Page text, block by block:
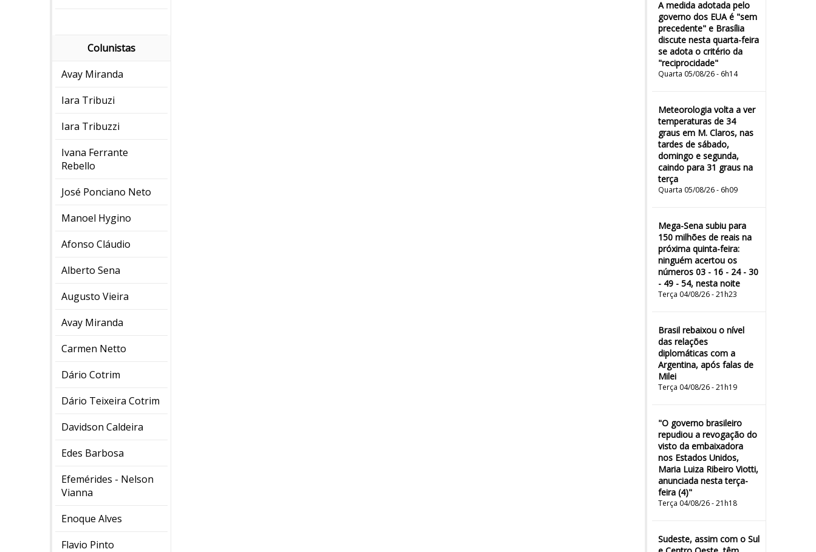
Colunistas
Avay Miranda
Iara Tribuzi
Iara Tribuzzi
Ivana Ferrante
Rebello
José Ponciano Neto
Manoel Hygino
Afonso Cláudio
Alberto Sena
Augusto Vieira
Avay Miranda
Carmen Netto
Dário Cotrim
Dário Teixeira Cotrim
Davidson Caldeira
Edes Barbosa
Efemérides - Nelson
Vianna
Enoque Alves
Flavio Pinto
A medida adotada pelo
governo dos EUA é "sem
precedente" e Brasília
discute nesta quarta-feira
se adota o critério da
"reciprocidade"
Quarta 05/08/26 - 6h14
Meteorologia volta a ver
temperaturas de 34
graus em M. Claros, nas
tardes de sábado,
domingo e segunda,
caindo para 31 graus na
terça
Quarta 05/08/26 - 6h09
Mega-Sena subiu para
150 milhões de reais na
próxima quinta-feira:
ninguém acertou os
números 03 - 16 - 24 - 30
- 49 - 54, nesta noite
Terça 04/08/26 - 21h23
Brasil rebaixou o nível
das relações
diplomáticas com a
Argentina, após falas de
Milei
Terça 04/08/26 - 21h19
"O governo brasileiro
repudiou a revogação do
visto da embaixadora
nos Estados Unidos,
Maria Luiza Ribeiro Viotti,
anunciada nesta terça-
feira (4)"
Terça 04/08/26 - 21h18
Sudeste, assim com o Sul